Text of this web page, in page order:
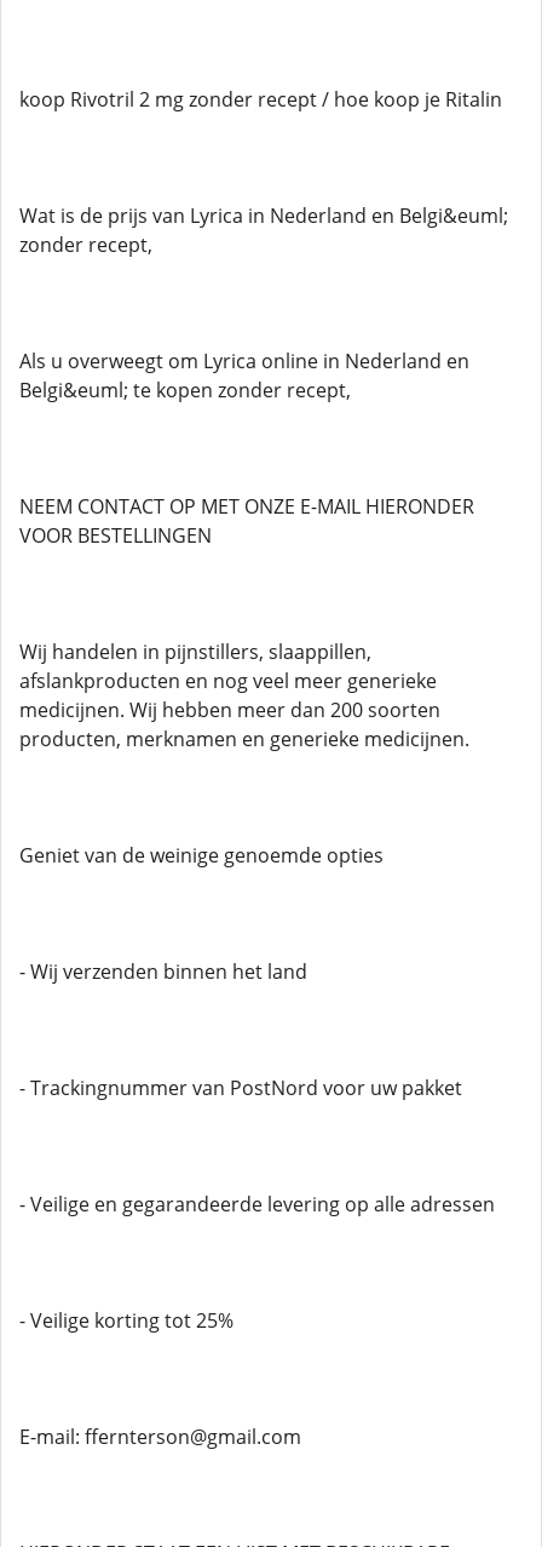
koop Rivotril 2 mg zonder recept / hoe koop je Ritalin
Wat is de prijs van Lyrica in Nederland en Belgi&euml;
zonder recept,
Als u overweegt om Lyrica online in Nederland en
Belgi&euml; te kopen zonder recept,
NEEM CONTACT OP MET ONZE E-MAIL HIERONDER
VOOR BESTELLINGEN
Wij handelen in pijnstillers, slaappillen,
afslankproducten en nog veel meer generieke
medicijnen. Wij hebben meer dan 200 soorten
producten, merknamen en generieke medicijnen.
Geniet van de weinige genoemde opties
- Wij verzenden binnen het land
- Trackingnummer van PostNord voor uw pakket
- Veilige en gegarandeerde levering op alle adressen
- Veilige korting tot 25%
E-mail: ffernterson@gmail.com